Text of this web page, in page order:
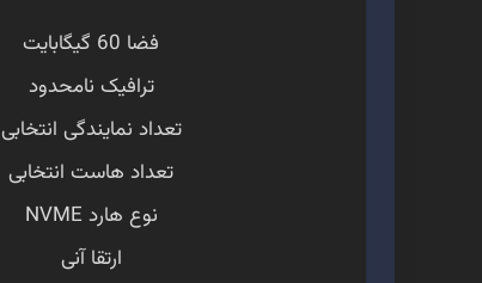
فضا 60 گیگابایت
ترافیک نامحدود
تعداد نمایندگی انتخابی
تعداد هاست انتخابی
نوع هارد NVME
ارتقا آنی